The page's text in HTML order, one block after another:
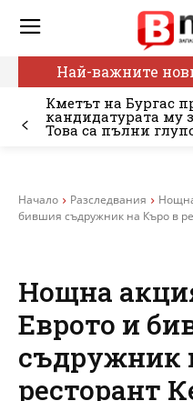
Най-важните
Кметът на Бургас
кандидатурата му
Това са пълни
Начало Разследвания
бившия съдружник на Къро в
Нощна
Еврото и
съдружник
ресторант